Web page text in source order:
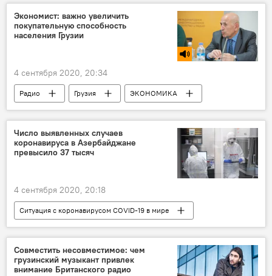
Экономист: важно увеличить
покупательную способность
населения Грузии
4 сентября 2020, 20:34
Радио Грузия
ЭКОНОМИКА
Иосиф Арчвадзе
Число выявленных случаев
коронавируса в Азербайджане
превысило 37 тысяч
4 сентября 2020, 20:18
Ситуация с коронавирусом COVID-19 в мире
Кавказ
НОВОСТИ
Cовместить несовместимое: чем
грузинский музыкант привлек
внимание Британского радио